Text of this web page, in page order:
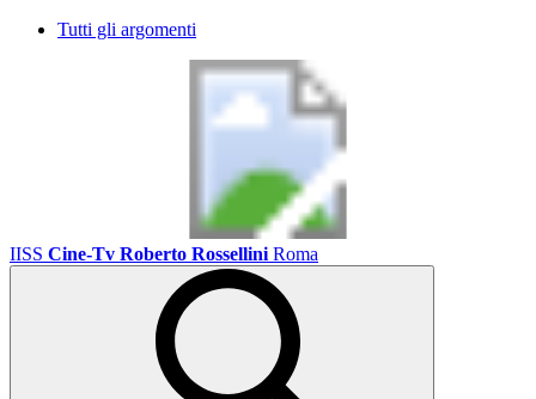
Tutti gli argomenti
IISS Cine-Tv Roberto Rossellini Roma